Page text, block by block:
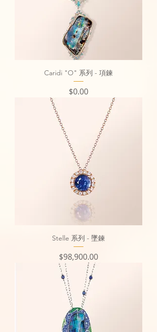
Caridi "O" 系列 - 項鍊
價格
$0.00
Stelle 系列 - 墜鍊
價格
$98,900.00